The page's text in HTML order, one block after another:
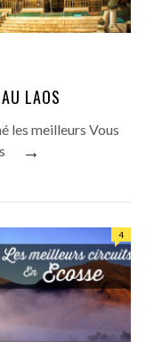
LAOS
les meilleurs Vous
→
4